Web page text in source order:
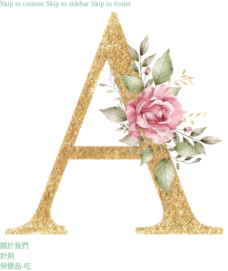
Skip to content Skip to sidebar Skip to footer
關於我們
針劑
保健品-吃